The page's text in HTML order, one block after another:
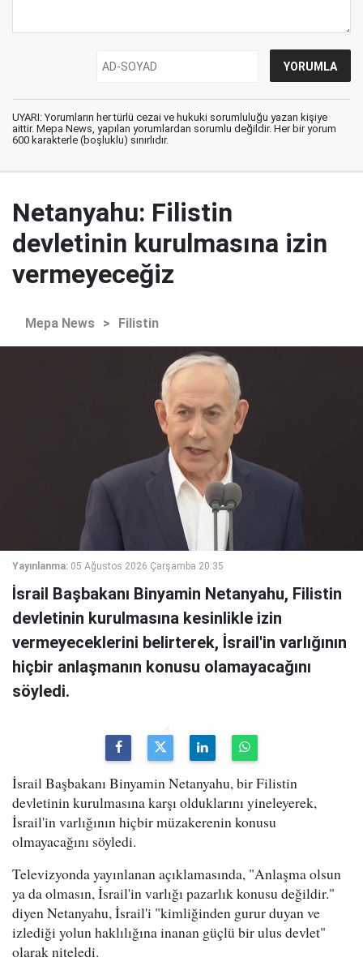
UYARI: Yorumların her türlü cezai ve hukuki sorumluluğu yazan kişiye
aittir. Mepa News, yapılan yorumlardan sorumlu değildir. Her bir yorum
600 karakterle (boşluklu) sınırlıdır.
Netanyahu: Filistin
devletinin kurulmasına izin
vermeyeceğiz
Mepa News > Filistin
Yayınlanma: 05 Ağustos 2026 Çarşamba 20:35
İsrail Başbakanı Binyamin Netanyahu, Filistin
devletinin kurulmasına kesinlikle izin
vermeyeceklerini belirterek, İsrail'in varlığının
hiçbir anlaşmanın konusu olamayacağını
söyledi.
İsrail Başbakanı Binyamin Netanyahu, bir Filistin
devletinin kurulmasına karşı olduklarını yineleyerek,
İsrail'in varlığının hiçbir müzakerenin konusu
olmayacağını söyledi.
Televizyonda yayınlanan açıklamasında, "Anlaşma olsun
ya da olmasın, İsrail'in varlığı pazarlık konusu değildir."
diyen Netanyahu, İsrail'i "kimliğinden gurur duyan ve
izlediği yolun haklılığına inanan güçlü bir ulus devlet"
olarak niteledi.